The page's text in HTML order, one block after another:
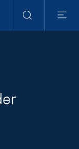
Suche
Menu